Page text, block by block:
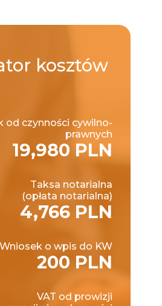
kosztów
od czynności cywilno-
prawnych
19,980 PLN
Taksa notarialna
(opłata notarialna)
4,766 PLN
Wniosek o wpis do KW
200 PLN
VAT od prowizji